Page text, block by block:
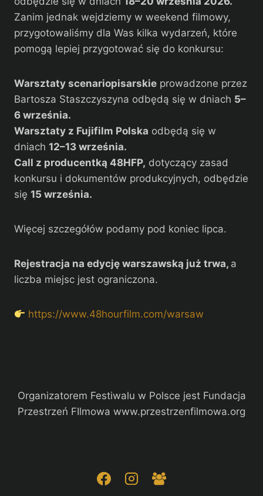
Zanim jednak wejdziemy w weekend filmowy,
przygotowaliśmy dla Was kilka wydarzeń, które
pomogą lepiej przygotować się do konkursu:
Warsztaty scenariopisarskie prowadzone przez
Bartosza Staszczyszyna odbędą się w dniach 5–
6 września.
Warsztaty z Fujifilm Polska odbędą się w
dniach 12–13 września.
Call z producentką 48HFP, dotyczący zasad
konkursu i dokumentów produkcyjnych, odbędzie
się 15 września.
Więcej szczegółów podamy pod koniec lipca.
Rejestracja na edycję warszawską już trwa, a
liczba miejsc jest ograniczona.
https://www.48hourfilm.com/warsaw
Organizatorem Festiwalu w Polsce jest Fundacja
Przestrzeń FIlmowa www.przestrzenfilmowa.org